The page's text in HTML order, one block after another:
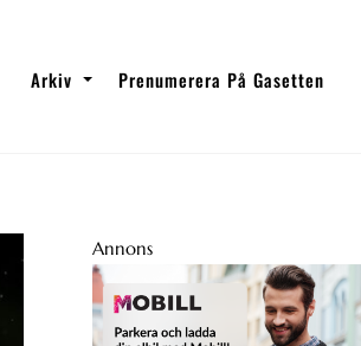
Arkiv Prenumerera På Gasetten
Annons